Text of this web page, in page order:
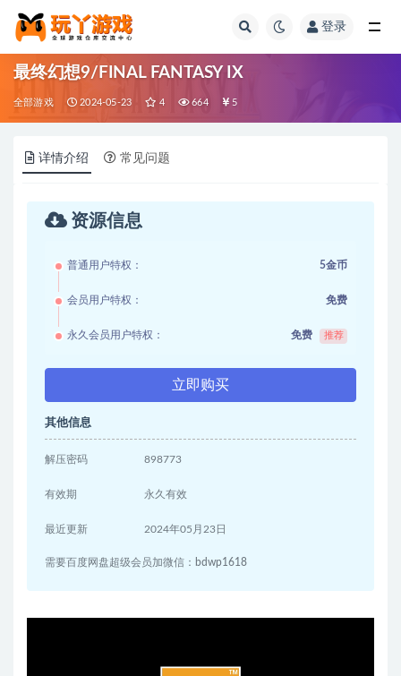
登录
最终幻想9/FINAL FANTASY IX
全部游戏 2024-05-23 4 664 5
详情介绍 常见问题
资源信息
普通用户特权： 5金币
会员用户特权： 免费
永久会员用户特权： 免费 推荐
立即购买
其他信息
解压密码 898773
有效期 永久有效
最近更新 2024年05月23日
需要百度网盘超级会员加微信：bdwp1618